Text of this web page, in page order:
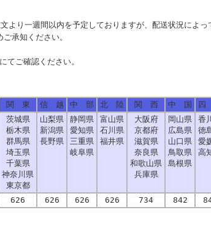
より一週間以内を予定しておりますが、配送状況によ
承知ください。
てご確認ください。
関 東 信 越 中 部 北 陸 関 西 中 国 四
茨城県
栃木県
群馬県
埼玉県
千葉県
神奈川県
東京都
山梨県
新潟県
長野県
静岡県
愛知県
三重県
岐阜県
富山県
石川県
福井県
大阪府
京都府
滋賀県
奈良県
和歌山県
兵庫県
岡山県
広島県
山口県
鳥取県
島根県
香
徳
愛
高
626 626 626 626 734 842